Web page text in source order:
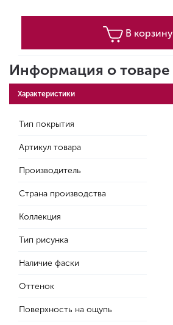
В корзину
Информация о товаре
Характеристики
Тип покрытия
Артикул товара
Производитель
Страна производства
Коллекция
Тип рисунка
Наличие фаски
Оттенок
Поверхность на ощупь